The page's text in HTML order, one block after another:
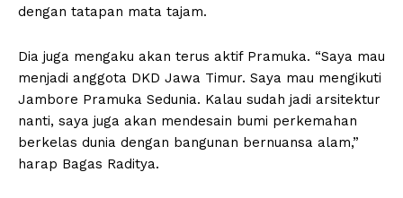
dengan tatapan mata tajam.
Dia juga mengaku akan terus aktif Pramuka. “Saya mau
menjadi anggota DKD Jawa Timur. Saya mau mengikuti
Jambore Pramuka Sedunia. Kalau sudah jadi arsitektur
nanti, saya juga akan mendesain bumi perkemahan
berkelas dunia dengan bangunan bernuansa alam,”
harap Bagas Raditya.